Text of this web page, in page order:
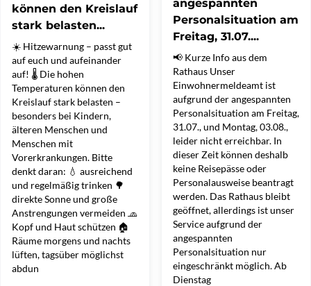
können den Kreislauf
stark belasten...
☀️ Hitzewarnung – passt gut
auf euch und aufeinander
auf! 🌡️ Die hohen
Temperaturen können den
Kreislauf stark belasten –
besonders bei Kindern,
älteren Menschen und
Menschen mit
Vorerkrankungen. Bitte
denkt daran: 💧 ausreichend
und regelmäßig trinken 🌳
direkte Sonne und große
Anstrengungen vermeiden 🧢
Kopf und Haut schützen 🏠
Räume morgens und nachts
lüften, tagsüber möglichst
abdun
angespannten
Personalsituation am
Freitag, 31.07....
📢 Kurze Info aus dem
Rathaus Unser
Einwohnermeldeamt ist
aufgrund der angespannten
Personalsituation am Freitag,
31.07., und Montag, 03.08.,
leider nicht erreichbar. In
dieser Zeit können deshalb
keine Reisepässe oder
Personalausweise beantragt
werden. Das Rathaus bleibt
geöffnet, allerdings ist unser
Service aufgrund der
angespannten
Personalsituation nur
eingeschränkt möglich. Ab
Dienstag